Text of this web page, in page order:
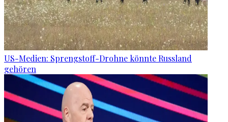
US-Medien: Sprengstoff-Drohne könnte Russland
gehören